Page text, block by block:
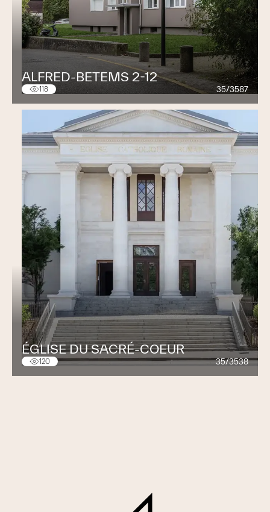
ALFRED-BETEMS 2-12
118 35/3587
ÉGLISE DU SACRÉ-COEUR
120 35/3538